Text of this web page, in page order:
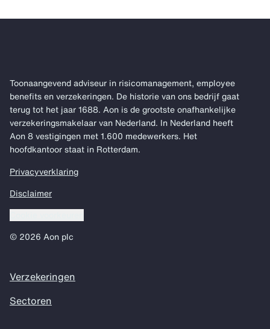
Toonaangevend adviseur in risicomanagement, employee
benefits en verzekeringen. De historie van ons bedrijf gaat
terug tot het jaar 1688. Aon is de grootste onafhankelijke
verzekeringsmakelaar van Nederland. In Nederland heeft
Aon 8 vestigingen met 1.600 medewerkers. Het
hoofdkantoor staat in Rotterdam.
Privacyverklaring
Disclaimer
© 2026 Aon plc
Verzekeringen
Sectoren